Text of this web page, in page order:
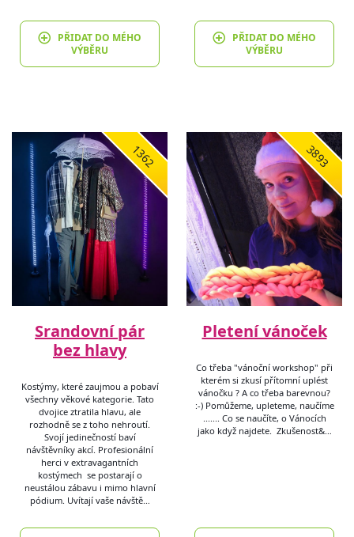
PŘIDAT DO MÉHO
VÝBĚRU
PŘIDAT DO MÉHO
VÝBĚRU
1362
Srandovní pár
bez hlavy
Kostýmy, které zaujmou a pobaví
všechny věkové kategorie. Tato
dvojice ztratila hlavu, ale
rozhodně se z toho nehroutí.
Svojí jedinečností baví
návštěvníky akcí. Profesionální
herci v extravagantních
kostýmech se postarají o
neustálou zábavu i mimo hlavní
pódium. Uvítají vaše návště…
3893
Pletení vánoček
Co třeba "vánoční workshop" při
kterém si zkusí přítomní uplést
vánočku ? A co třeba barevnou?
:-) Pomůžeme, upleteme, naučíme
....... Co se naučíte, o Vánocích
jako když najdete. Zkušenost&…